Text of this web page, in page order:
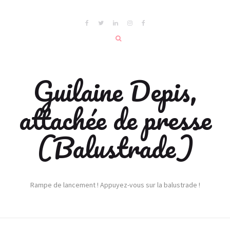
Guilaine Depis,
attachée de presse
(Balustrade)
Rampe de lancement ! Appuyez-vous sur la balustrade !